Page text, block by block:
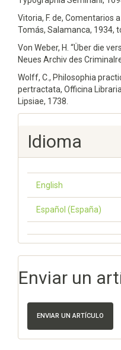
Vitoria, F. de, Comentarios
Tomás, Salamanca, 1934,
Von Weber, H. “Über die
Neues Archiv des
Wolff, C., Philosophia
pertractata, Officina
Lipsiae, 1738.
Idioma
English
Español (España)
Enviar un
ENVIAR UN ARTÍCULO